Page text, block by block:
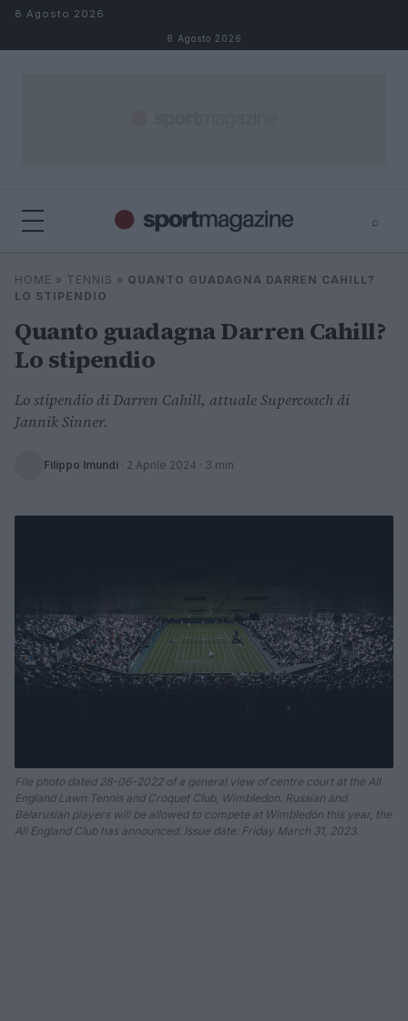
Salta al contenuto
8 Agosto 2026
8 Agosto 2026
⌕
Cerca
⌕
HOME » TENNIS » QUANTO GUADAGNA DARREN CAHILL?
LO STIPENDIO
Quanto guadagna Darren Cahill?
Lo stipendio
Lo stipendio di Darren Cahill, attuale Supercoach di
Jannik Sinner.
Filippo Imundi · 2 Aprile 2024 · 3 min
File photo dated 28-06-2022 of a general view of centre court at the All
England Lawn Tennis and Croquet Club, Wimbledon. Russian and
Belarusian players will be allowed to compete at Wimbledon this year, the
All England Club has announced. Issue date: Friday March 31, 2023.